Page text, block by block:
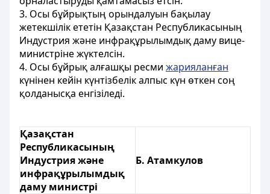
3. Осы бұйрықтың орындалуын бақылау
жетекшілік ететін Қазақстан Республикасының
Индустрия және инфрақұрылымдық даму вице-
министріне жүктелсін.
4. Осы бұйрық алғашқы ресми жарияланған
күнінен кейін күнтізбелік алпыс күн өткен соң
қолданысқа енгізіледі.
Қазақстан
Республикасының
Индустрия және
инфрақұрылымдық
даму министрі
Б. Атамкулов